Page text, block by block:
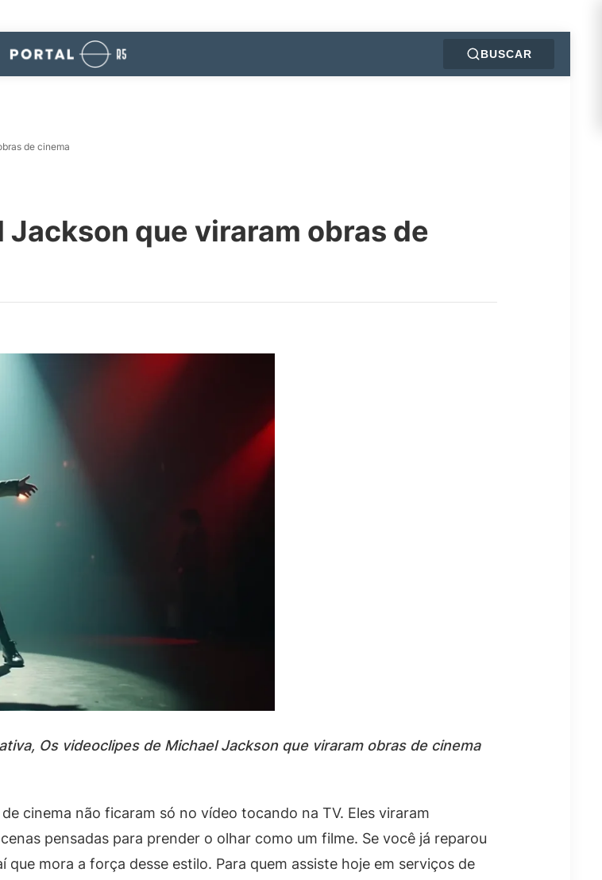
BUSCAR
de cinema
que viraram obras de
Os videoclipes de Michael Jackson que viraram obras de cinema
cinema não ficaram só no vídeo tocando na TV. Eles viraram
pensadas para prender o olhar como um filme. Se você já reparou
mora a força desse estilo. Para quem assiste hoje em serviços de